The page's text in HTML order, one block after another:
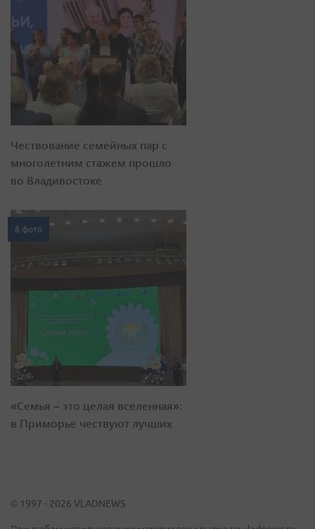
Чествование семейных пар с
многолетним стажем прошло
во Владивостоке
8 фото
«Семья – это целая вселенная»:
в Приморье чествуют лучших
© 1997 - 2026 VLADNEWS